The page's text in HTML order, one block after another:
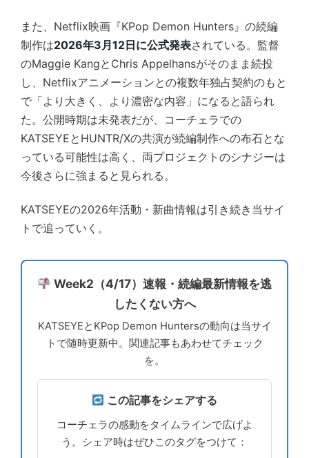
また、Netflix映画『KPop Demon Hunters』の続編
制作は2026年3月12日に公式発表されている。監督
のMaggie KangとChris Appelhansがそのまま続投
し、Netflixアニメーションとの複数年独占契約のもと
で「より大きく、より濃密な内容」になると語られ
た。公開時期は未発表だが、コーチェラでの
KATSEYEとHUNTR/Xの共演が続編制作への布石とな
っている可能性は高く、両プロジェクトのシナジーは
今後さらに強まると見られる。
KATSEYEの2026年活動・新曲情報は引き続き当サイ
トで追っていく。
Week2（4/17）速報・続編最新情報を逃
したくない方へ
KATSEYEとKPop Demon Huntersの動向は当サイ
トで随時更新中。関連記事もあわせてチェック
を。
この記事をシェアする
コーチェラの感動をタイムラインで広げよ
う。シェア時はぜひこのタグをつけて：